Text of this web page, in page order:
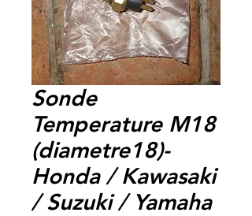
Sonde
Temperature M18
(diametre18)-
Honda / Kawasaki
/ Suzuki / Yamaha